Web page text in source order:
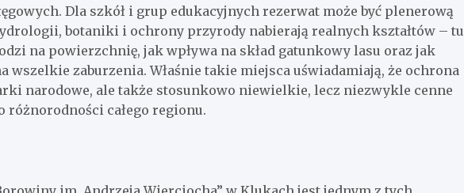
Dla szkół i grup edukacyjnych rezerwat może być plenerową
botaniki i ochrony przyrody nabierają realnych kształtów – tu
na powierzchnię, jak wpływa na skład gatunkowy lasu oraz jak
wszelkie zaburzenia. Właśnie takie miejsca uświadamiają, że ochrona
narodowe, ale także stosunkowo niewielkie, lecz niezwykle cenne
różnorodności całego regionu.